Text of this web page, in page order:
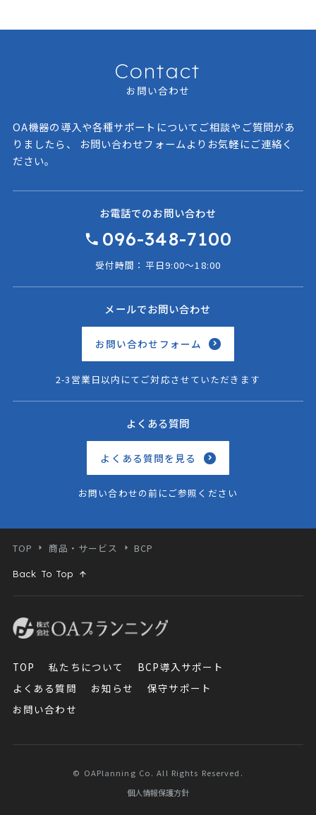
Contact
お問い合わせ
OA機器の導入や各種サポートについてご相談やご質問があ
りましたら、
お問い合わせフォームよりお気軽にご連絡く
ださい。
お電話でのお問い合わせ
096-348-7100
受付時間：平日9:00〜18:00
メールでお問い合わせ
お問い合わせフォーム
2-3営業日以内にてご対応させていただきます
よくある質問
よくある質問を見る
お問い合わせの前にご参照ください
TOP 商品・サービス BCP
Back To Top
TOP 私たちについて
BCP導入サポート
よくある質問
お知らせ
保守サポート
お問い合わせ
© OAPlanning Co. All Rights Reserved.
個人情報保護方針